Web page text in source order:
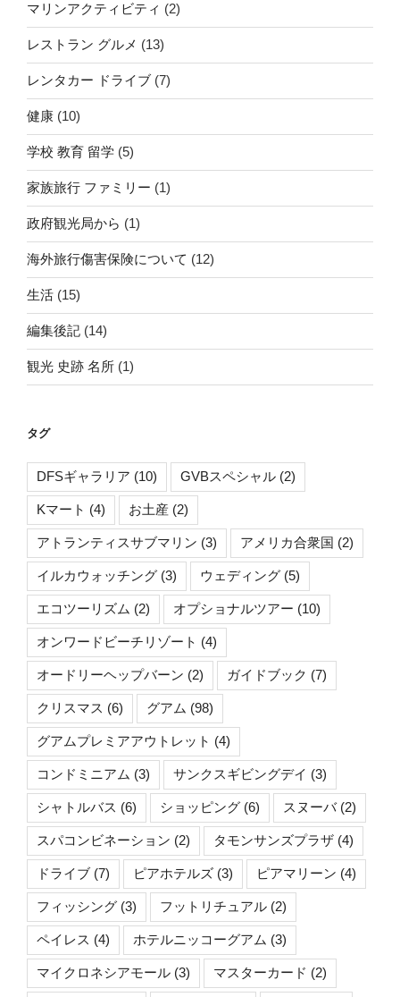
マリンアクティビティ (2)
レストラン グルメ (13)
レンタカー ドライブ (7)
健康 (10)
学校 教育 留学 (5)
家族旅行 ファミリー (1)
政府観光局から (1)
海外旅行傷害保険について (12)
生活 (15)
編集後記 (14)
観光 史跡 名所 (1)
タグ
DFSギャラリア (10) GVBスペシャル (2)
Kマート (4) お土産 (2)
アトランティスサブマリン (3) アメリカ合衆国 (2)
イルカウォッチング (3) ウェディング (5)
エコツーリズム (2) オプショナルツアー (10)
オンワードビーチリゾート (4)
オードリーヘップバーン (2) ガイドブック (7)
クリスマス (6) グアム (98)
グアムプレミアアウトレット (4)
コンドミニアム (3) サンクスギビングデイ (3)
シャトルバス (6) ショッピング (6) スヌーバ(2)
スパコンビネーション (2) タモンサンズプラザ (4)
ドライブ (7) ピアホテルズ (3) ピアマリーン (4)
フィッシング (3) フットリチュアル (2)
ペイレス (4) ホテルニッコーグアム (3)
マイクロネシアモール (3) マスターカード (2)